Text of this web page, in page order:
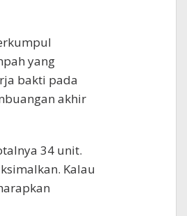
yang
bakti pada
akhir
34 unit.
Kalau